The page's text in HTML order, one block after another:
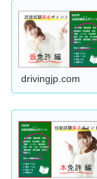
drivingjp.com